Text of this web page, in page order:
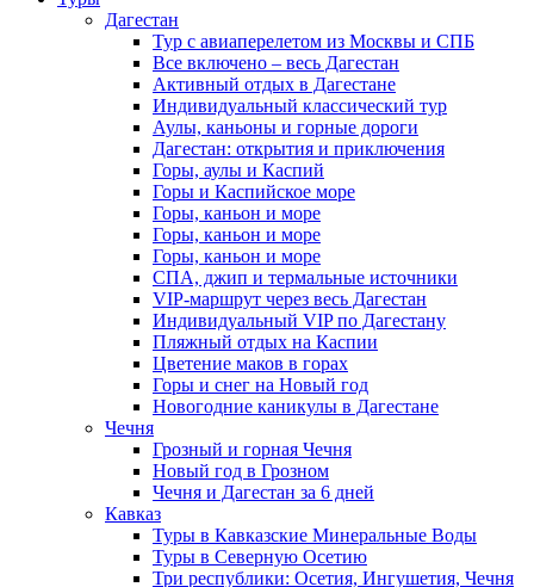
Дагестан
Тур с авиаперелетом из Москвы и СПБ
Все включено – весь Дагестан
Активный отдых в Дагестане
Индивидуальный классический тур
Аулы, каньоны и горные дороги
Дагестан: открытия и приключения
Горы, аулы и Каспий
Горы и Каспийское море
Горы, каньон и море
Горы, каньон и море
Горы, каньон и море
СПА, джип и термальные источники
VIP-маршрут через весь Дагестан
Индивидуальный VIP по Дагестану
Пляжный отдых на Каспии
Цветение маков в горах
Горы и снег на Новый год
Новогодние каникулы в Дагестане
Чечня
Грозный и горная Чечня
Новый год в Грозном
Чечня и Дагестан за 6 дней
Кавказ
Туры в Кавказские Минеральные Воды
Туры в Северную Осетию
Три республики: Осетия, Ингушетия, Чечня